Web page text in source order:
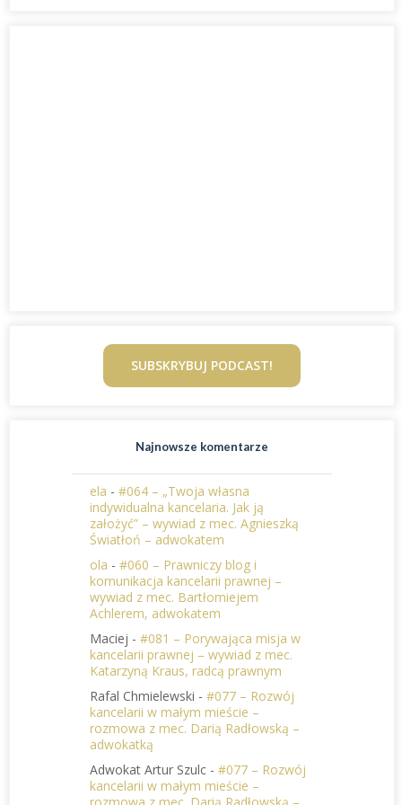
SUBSKRYBUJ PODCAST!
Najnowsze komentarze
ela - #064 – „Twoja własna
indywidualna kancelaria. Jak ją
założyć” – wywiad z mec. Agnieszką
Światłoń – adwokatem
ola - #060 – Prawniczy blog i
komunikacja kancelarii prawnej –
wywiad z mec. Bartłomiejem
Achlerem, adwokatem
Maciej - #081 – Porywająca misja w
kancelarii prawnej – wywiad z mec.
Katarzyną Kraus, radcą prawnym
Rafal Chmielewski - #077 – Rozwój
kancelarii w małym mieście –
rozmowa z mec. Darią Radłowską –
adwokatką
Adwokat Artur Szulc - #077 – Rozwój
kancelarii w małym mieście –